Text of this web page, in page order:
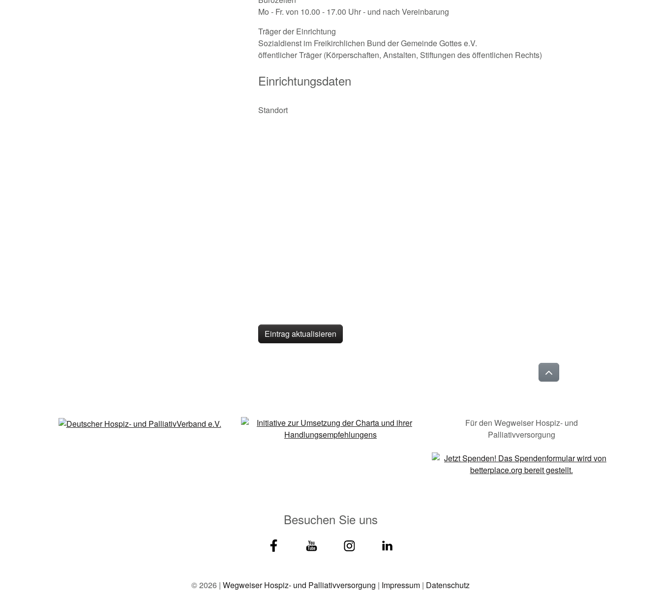
Mo - Fr. von 10.00 - 17.00 Uhr - und nach Vereinbarung
Träger der Einrichtung
Sozialdienst im Freikirchlichen Bund der Gemeinde Gottes e.V.
öffentlicher Träger (Körperschaften, Anstalten, Stiftungen des öffentlichen Rechts)
Einrichtungsdaten
Standort
Eintrag aktualisieren
Für den Wegweiser Hospiz- und
Palliativversorgung
Besuchen Sie uns
© 2026 | Wegweiser Hospiz- und Palliativversorgung | Impressum | Datenschutz